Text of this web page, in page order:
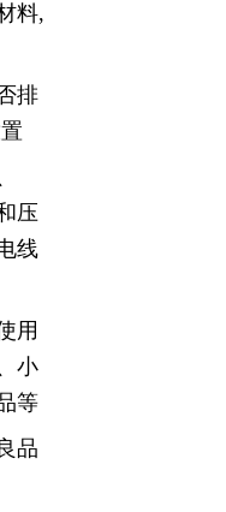
料,
排
压
线
用
小
等
品